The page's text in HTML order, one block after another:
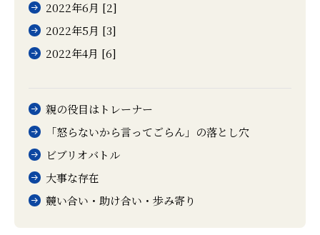
2022年6月 [2]
2022年5月 [3]
2022年4月 [6]
親の役目はトレーナー
「怒らないから言ってごらん」の落とし穴
ビブリオバトル
大事な存在
競い合い・助け合い・歩み寄り